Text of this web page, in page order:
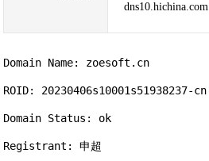
dns10.hichina.com
Domain Name: zoesoft.cn
ROID: 20230406s10001s51938237-cn
Domain Status: ok
Registrant: 申超